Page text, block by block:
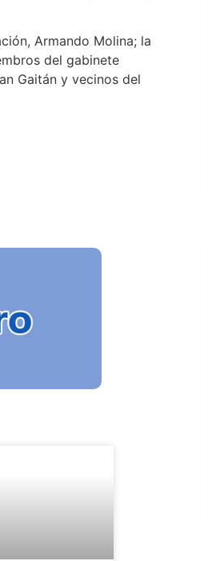
Armando Molina; la
del gabinete
Gaitán y vecinos del